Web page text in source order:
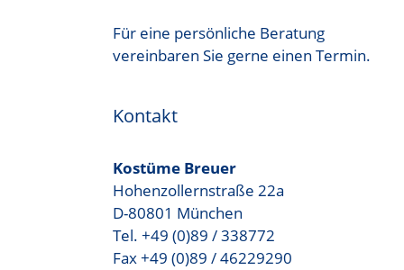
Für eine persönliche Beratung
vereinbaren Sie gerne einen Termin.
Kontakt
Kostüme Breuer
Hohenzollernstraße 22a
D-80801 München
Tel. +49 (0)89 / 338772
Fax +49 (0)89 / 46229290